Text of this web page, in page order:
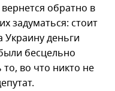
обратно в
задуматься: стоит
Украину деньги
бесцельно
во что никто не